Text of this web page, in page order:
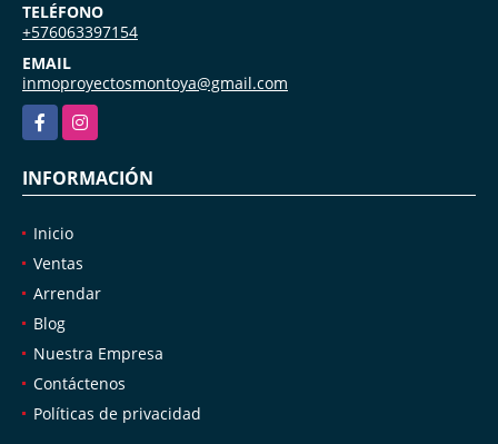
TELÉFONO
+576063397154
EMAIL
inmoproyectosmontoya@gmail.com
FacebookInstagram
INFORMACIÓN
Inicio
Ventas
Arrendar
Blog
Nuestra Empresa
Contáctenos
Políticas de privacidad